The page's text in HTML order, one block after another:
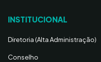
INSTITUCIONAL
Diretoria (Alta Administração)
Conselho